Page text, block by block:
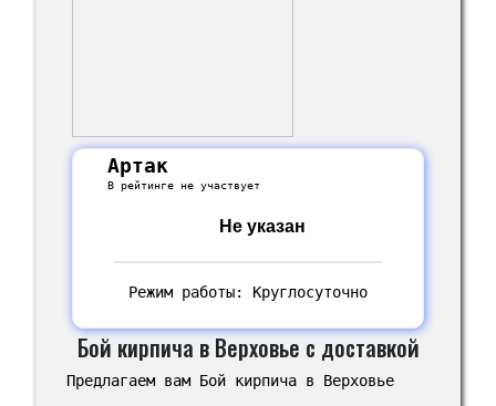
Артак
В рейтинге не участвует
Не указан
Режим работы: Круглосуточно
Бой кирпича в Верховье с доставкой
Предлагаем вам Бой кирпича в Верховье